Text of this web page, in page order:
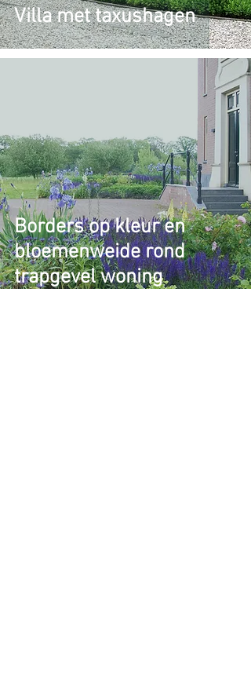
Villa met taxushagen
Borders op kleur en
bloemenweide rond
trapgevel woning